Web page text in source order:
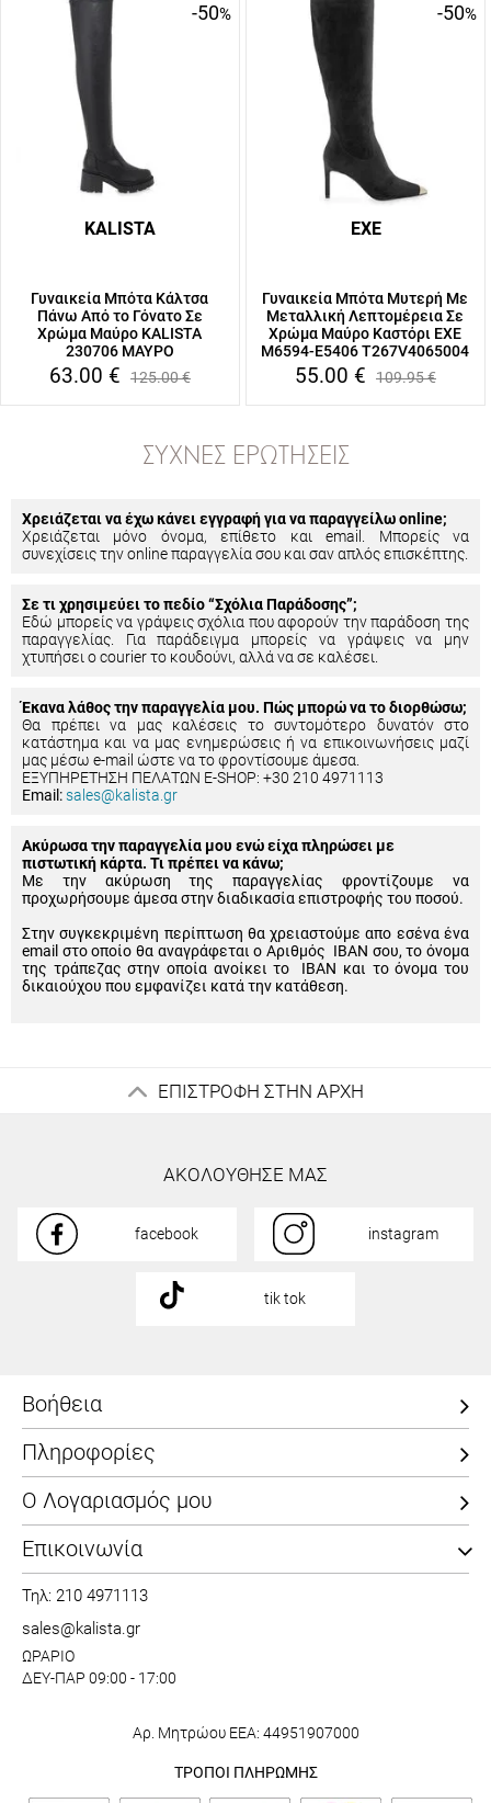
-50%
KALISTA
Γυναικεία Μπότα Κάλτσα
Πάνω Από το Γόνατο Σε
Χρώμα Μαύρο KALISTA
230706 ΜΑΥΡΟ
63.00 € 125.00€
-50%
EXE
Γυναικεία Μπότα Μυτερή Με
Μεταλλική Λεπτομέρεια Σε
Χρώμα Μαύρο Καστόρι EXE
M6594-E5406 T267V4065004
55.00 € 109.95€
ΣΥΧΝΈΣ ΕΡΩΤΉΣΕΙΣ
Χρειάζεται να έχω κάνει εγγραφή για να παραγγείλω online;
Χρειάζεται μόνο όνομα, επίθετο και email. Μπορείς να
συνεχίσεις την online παραγγελία σου και σαν απλός επισκέπτης.
Σε τι χρησιμεύει το πεδίο “Σχόλια Παράδοσης”;
Εδώ μπορείς να γράψεις σχόλια που αφορούν την παράδοση της
παραγγελίας. Για παράδειγμα μπορείς να γράψεις να μην
χτυπήσει ο courier το κουδούνι, αλλά να σε καλέσει.
Έκανα λάθος την παραγγελία μου. Πώς μπορώ να το διορθώσω;
Θα πρέπει να μας καλέσεις το συντομότερο δυνατόν στο
κατάστημα και να μας ενημερώσεις ή να επικοινωνήσεις μαζί
μας μέσω e-mail ώστε να το φροντίσουμε άμεσα.
ΕΞΥΠΗΡΕΤΗΣΗ ΠΕΛΑΤΩΝ E-SHOP: +30 210 4971113
Email:sales@kalista.gr
Ακύρωσα την παραγγελία μου ενώ είχα πληρώσει με
πιστωτική κάρτα. Τι πρέπει να κάνω;
Με την ακύρωση της παραγγελίας φροντίζουμε να
προχωρήσουμε άμεσα στην διαδικασία επιστροφής του ποσού.
Στην συγκεκριμένη περίπτωση θα χρειαστούμε απο εσένα ένα
email στο οποίο θα αναγράφεται ο Αριθμός IBAN σου, το όνομα
της τράπεζας στην οποία ανοίκει το IBAN και το όνομα του
δικαιούχου που εμφανίζει κατά την κατάθεση.
ΕΠΙΣΤΡΟΦΗ ΣΤΗΝ ΑΡΧΗ
ΑΚΟΛΟΥΘΗΣΕ ΜΑΣ
facebook instagram
tik tok
Βοήθεια
Πληροφορίες
Ο Λογαριασμός μου
Επικοινωνία
Τηλ: 210 4971113
sales@kalista.gr
ΩΡΑΡΙΟ
ΔΕΥ-ΠΑΡ 09:00 - 17:00
Αρ. Μητρώου ΕΕΑ: 44951907000
ΤΡΟΠΟΙ ΠΛΗΡΩΜΗΣ